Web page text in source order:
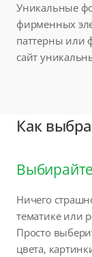
Уникальные
фирменных
паттерны или
сайт
Как
Ничего
тематике или
Просто
цвета,